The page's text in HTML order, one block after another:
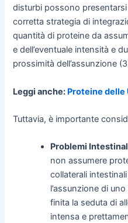
disturbi possono
corretta strategia di
quantità di proteine da
e dell’eventuale intensità e
prossimità dell’assunzione
Leggi anche: Proteine delle
Tuttavia, è importante
Problemi
non assumere
collaterali
l’assunzione di
finita la seduta di
intensa e